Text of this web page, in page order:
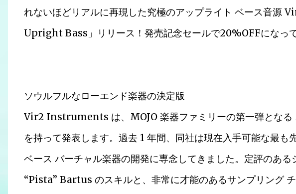
れないほどリアルに再現した究極のアップライト ベース音
Upright Bass」リリース！発売記念セールで20%OFFになって
ソウルフルなローエンド楽器の決定版
Vir2 Instruments は、MOJO 楽器ファミリーの第一弾とな
を持って発表します。過去 1 年間、同社は現在入手可能な最も
ベース バーチャル楽器の開発に専念してきました。定評のあ
“Pista” Bartus のスキルと、非常に才能のあるサンプリング